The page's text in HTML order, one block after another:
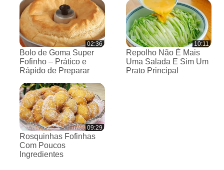
02:36
Bolo de Goma Super
Fofinho – Prático e
Rápido de Preparar
10:11
Repolho Não É Mais
Uma Salada E Sim Um
Prato Principal
09:29
Rosquinhas Fofinhas
Com Poucos
Ingredientes